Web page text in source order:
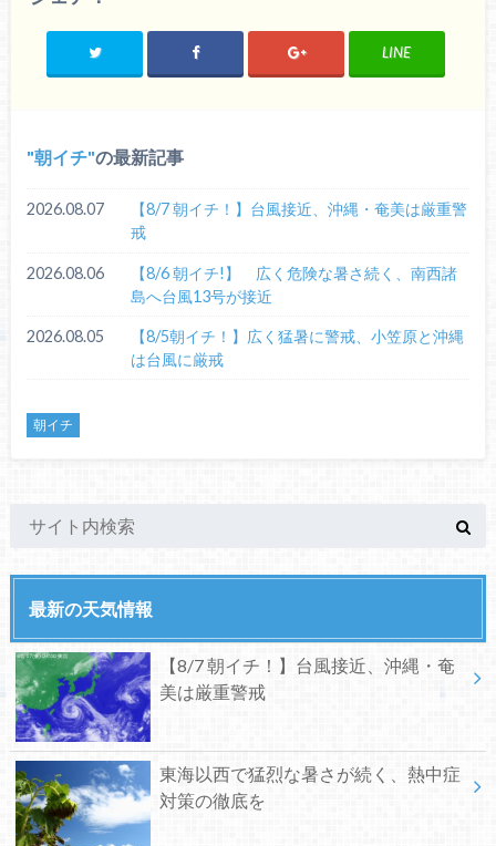
LINE
朝イチ の最新記事
2026.08.07
【8/7 朝イチ！】台風接近、沖縄・奄美は厳重警
戒
2026.08.06
【8/6 朝イチ!】 広く危険な暑さ続く、南西諸
島へ台風13号が接近
2026.08.05
【8/5朝イチ！】広く猛暑に警戒、小笠原と沖縄
は台風に厳戒
朝イチ
最新の天気情報
【8/7 朝イチ！】台風接近、沖縄・奄
美は厳重警戒
東海以西で猛烈な暑さが続く、熱中症
対策の徹底を